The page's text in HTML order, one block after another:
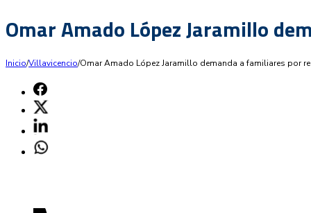
Omar Amado López Jaramillo
Inicio/Villavicencio/Omar Amado López Jaramillo demanda a familiares por